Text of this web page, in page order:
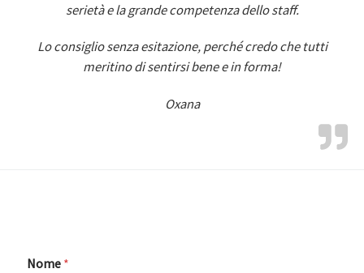
serietà e la grande competenza dello staff.
Lo consiglio senza esitazione, perché credo che tutti
meritino di sentirsi bene e in forma!
Oxana
Nome *